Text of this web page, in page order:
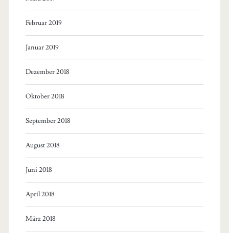
Februar 2019
Januar 2019
Dezember 2018
Oktober 2018
September 2018
August 2018
Juni 2018
April 2018
März 2018